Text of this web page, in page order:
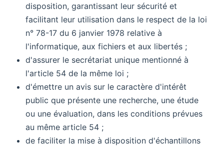
disposition, garantissant leur sécurité et
facilitant leur utilisation dans le respect de la loi
n° 78-17 du 6 janvier 1978 relative à
l'informatique, aux fichiers et aux libertés ;
d'assurer le secrétariat unique mentionné à
l'article 54 de la même loi ;
d'émettre un avis sur le caractère d'intérêt
public que présente une recherche, une étude
ou une évaluation, dans les conditions prévues
au même article 54 ;
de faciliter la mise à disposition d'échantillons